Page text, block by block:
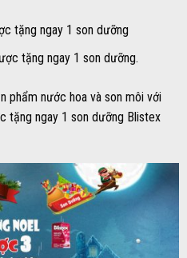
tặng ngay 1 son dưỡng
tặng ngay 1 son dưỡng.
phẩm nước hoa và son môi với
tặng ngay 1 son dưỡng Blistex